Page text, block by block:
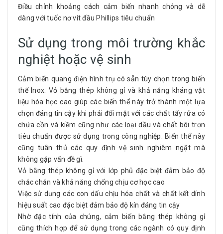
Điều chỉnh khoảng cách cảm biến nhanh chóng và dễ
dàng với tuốc nơ vít đầu Phillips tiêu chuẩn
Sử dụng trong môi trường khắc
nghiệt hoặc vệ sinh
Cảm biến quang điện hình trụ có sẵn tùy chọn trong biến
thể Inox. Vỏ bằng thép không gỉ và khả năng kháng vật
liệu hóa học cao giúp các biến thể này trở thành một lựa
chọn đáng tin cậy khi phải đối mặt với các chất tẩy rửa có
chứa cồn và kiềm cũng như các loại dầu và chất bôi trơn
tiêu chuẩn được sử dụng trong công nghiệp. Biến thể này
cũng tuân thủ các quy định vệ sinh nghiêm ngặt mà
không gặp vấn đề gì.
Vỏ bằng thép không gỉ với lớp phủ đặc biệt đảm bảo độ
chắc chắn và khả năng chống chịu cơ học cao
Việc sử dụng các con dấu chịu hóa chất và chất kết dính
hiệu suất cao đặc biệt đảm bảo độ kín đáng tin cậy
Nhờ đặc tính của chúng, cảm biến bằng thép không gỉ
cũng thích hợp để sử dụng trong các ngành có quy định